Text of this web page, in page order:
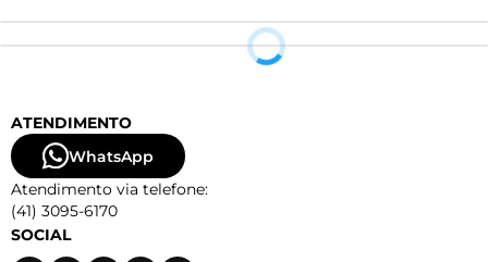
ATENDIMENTO
WhatsApp
Atendimento via telefone:
(41) 3095-6170
SOCIAL